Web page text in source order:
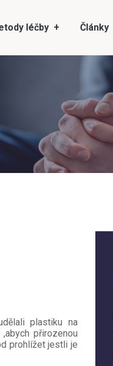
léčby Články
plastiku na
přirozenou
prohlížet jestli je